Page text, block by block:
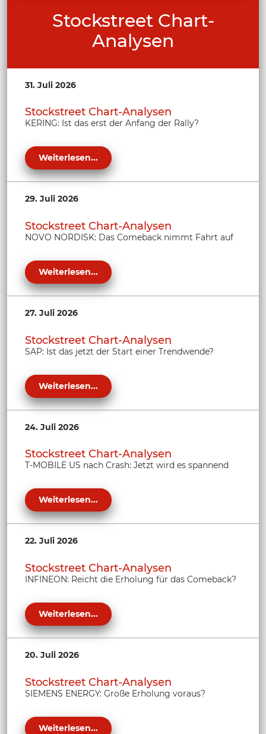
Stockstreet Chart-
Analysen
31. Juli 2026
Stockstreet Chart-Analysen
KERING: Ist das erst der Anfang der Rally?
Weiterlesen...
29. Juli 2026
Stockstreet Chart-Analysen
NOVO NORDISK: Das Comeback nimmt Fahrt auf
Weiterlesen...
27. Juli 2026
Stockstreet Chart-Analysen
SAP: Ist das jetzt der Start einer Trendwende?
Weiterlesen...
24. Juli 2026
Stockstreet Chart-Analysen
T-MOBILE US nach Crash: Jetzt wird es spannend
Weiterlesen...
22. Juli 2026
Stockstreet Chart-Analysen
INFINEON: Reicht die Erholung für das Comeback?
Weiterlesen...
20. Juli 2026
Stockstreet Chart-Analysen
SIEMENS ENERGY: Große Erholung voraus?
Weiterlesen...